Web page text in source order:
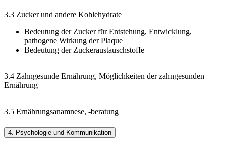
3.3 Zucker und andere Kohlehydrate
Bedeutung der Zucker für Entstehung, Entwicklung,
pathogene Wirkung der Plaque
Bedeutung der Zuckeraustauschstoffe
3.4 Zahngesunde Ernährung, Möglichkeiten der zahngesunden
Ernährung
3.5 Ernährungsanamnese, -beratung
4. Psychologie und Kommunikation